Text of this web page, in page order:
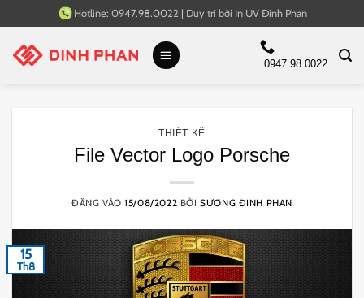
qua
nội
Hotline: 0947.98.0022 | Duy trì bởi In UV Đinh Phan
0947.98.0022
THIẾT KẾ
File Vector Logo Porsche
ĐĂNG VÀO15/08/2022 BỞISƯƠNG ĐINH PHAN
15
Th8